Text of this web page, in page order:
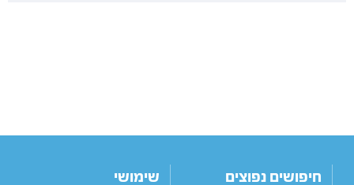
חיפושים נפוצים
שימושי